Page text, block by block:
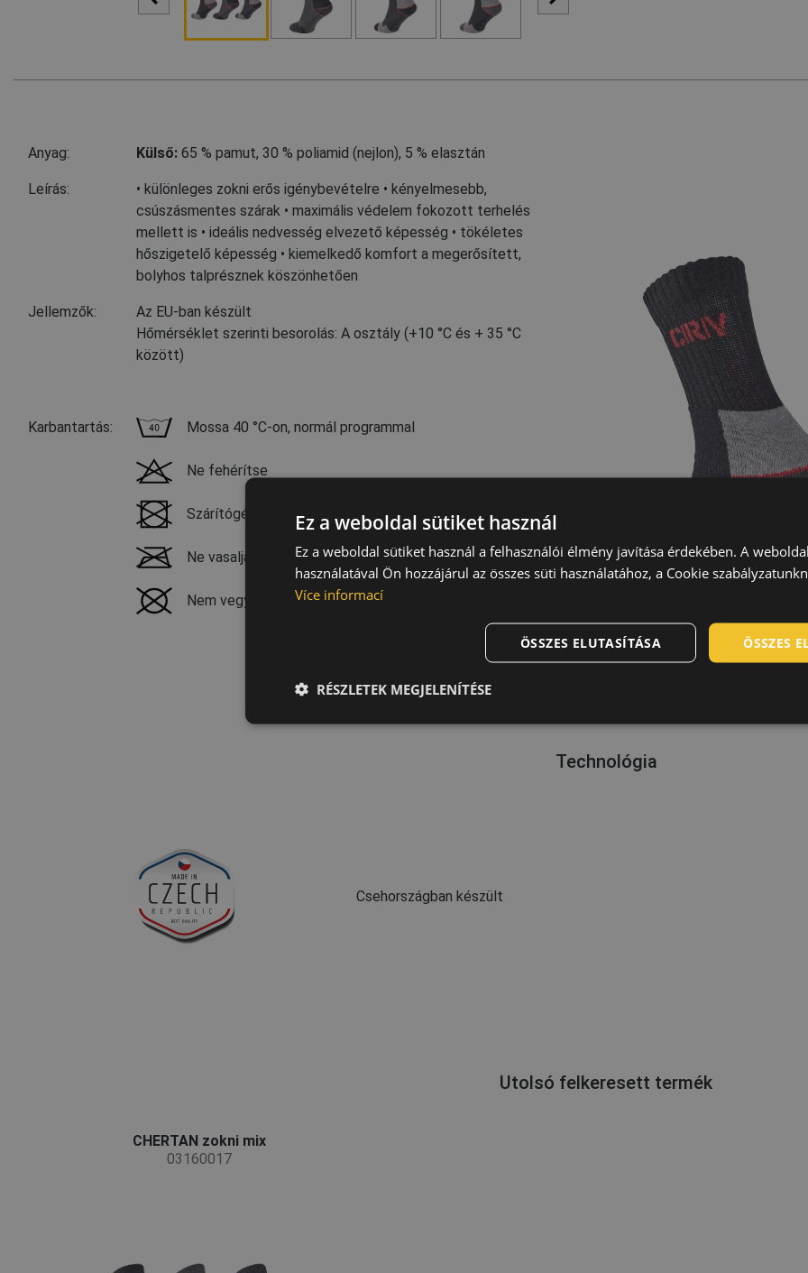
Anyag: Külső: 65 % pamut, 30 % poliamid (nejlon), 5 % elasztán
Leírás:
• különleges zokni erős igénybevételre • kényelmesebb,
csúszásmentes szárak • maximális védelem fokozott terhelés
mellett is • ideális nedvesség elvezető képesség • tökéletes
hőszigetelő képesség • kiemelkedő komfort a megerősített,
bolyhos talprésznek köszönhetően
Jellemzők:
Az EU-ban készült
Hőmérséklet szerinti besorolás: A osztály (+10 °C és + 35 °C
között)
Karbantartás: Mossa 40 °C-on, normál programmal
Ne fehérítse
Szárítógéppel nem szárítható
Ne vasalja
Nem vegytisztítható
Technológia
Csehországban készült
Utolsó felkeresett termék
CHERTAN zokni mix
03160017
Ez a weboldal sütiket használ
Ez a weboldal sütiket használ a felhasználói élmény javítása érdekében. A
használatával Ön hozzájárul az összes süti használatához, a Cookie
Více informací
ÖSSZES
ÖSSZES ELUTASÍTÁSA
RÉSZLETEK MEGJELENÍTÉSE